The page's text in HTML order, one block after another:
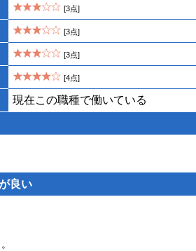
[3点]
[3点]
[3点]
[4点]
現在この職種で働いている
良い